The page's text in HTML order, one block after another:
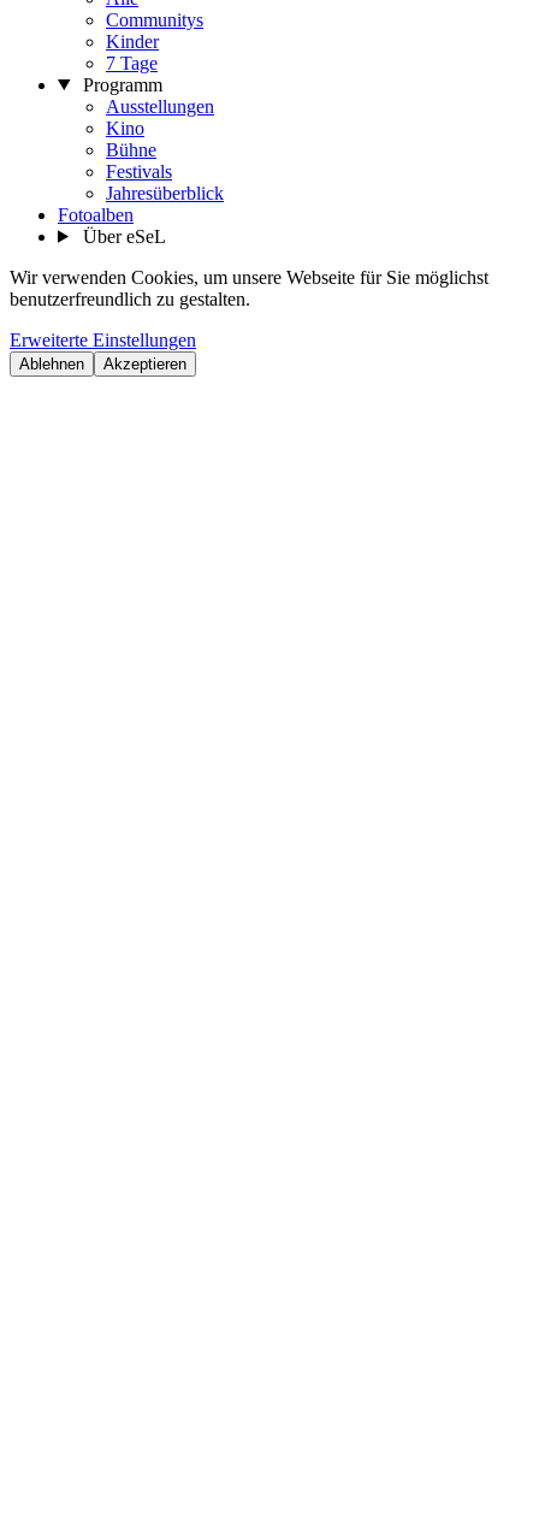
Communitys
Kinder
7 Tage
Programm
Ausstellungen
Kino
Bühne
Festivals
Jahresüberblick
Fotoalben
Über eSeL
Wir verwenden Cookies, um unsere Webseite für Sie möglichst
benutzerfreundlich zu gestalten.
Erweiterte Einstellungen
Ablehnen Akzeptieren